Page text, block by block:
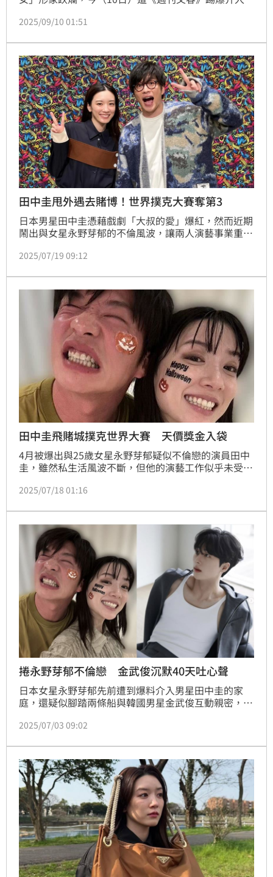
已婚男星田中圭的家庭，清純形象一夕之間一落千丈，
廣告切割外，更請辭了NHK2026年大戲大河劇《豐臣
兄弟！》，還丟了PRADA品牌大使身分也沒了，手上
10個代言全滅，狀況極慘。
2025/09/10 01:51
田中圭甩外遇去賭博！世界撲克大賽奪第3
日本男星田中圭憑藉戲劇「大叔的愛」爆紅，然而近期
鬧出與女星永野芽郁的不倫風波，讓兩人演藝事業重
美挑戰全球最具聲望的「世界撲克大賽」（World
1900名參賽者中殺出重圍，勇奪第3名，抱回11萬
5000美元（約新台幣340萬元）獎金，消息一出震撼娛
樂圈與撲克界。
2025/07/19 09:12
田中圭飛賭城撲克世界大賽 天價獎金入袋
4月被爆出與25歲女星永野芽郁疑似不倫戀的演員田中
圭，雖然私生活風波不斷，但他的演藝工作似乎未受太
推出劇場版。看似風平浪靜的背後，他卻默默現身美國
界撲克大賽）」！
2025/07/18 01:16
捲永野芽郁不倫戀 金武俊沉默40天吐心聲
日本女星永野芽郁先前遭到爆料介入男星田中圭的家
庭，還疑似腳踏兩條船與韓國男星金武俊互動親密，爆
郁的演藝形象，讓她丟失不少代言，金武俊也終於在沉
2025/07/03 09:02